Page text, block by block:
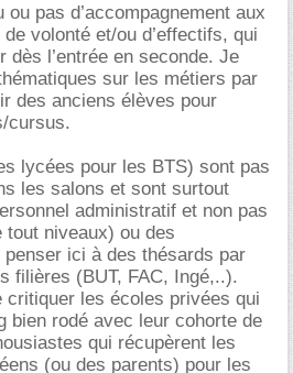
pas d’accompagnement aux
volonté et/ou d’effectifs, qui
dès l’entrée en seconde. Je
sur les métiers par
des anciens élèves pour
cursus.
lycées pour les BTS) sont pas
les salons et sont surtout
administratif et non pas
tout niveaux) ou des
ici à des thésards par
filières (BUT, FAC, Ingé,..).
les écoles privées qui
bien rodé avec leur cohorte de
qui récupèrent les
(ou des parents) pour les